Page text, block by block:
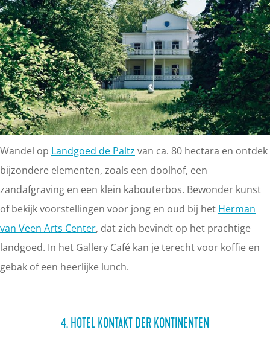
Wandel op Landgoed de Paltz van ca. 80 hectara en ontdek
bijzondere elementen, zoals een doolhof, een
zandafgraving en een klein kabouterbos. Bewonder kunst
of bekijk voorstellingen voor jong en oud bij het Herman
van Veen Arts Center, dat zich bevindt op het prachtige
landgoed. In het Gallery Café kan je terecht voor koffie en
gebak of een heerlijke lunch.
4. HOTEL KONTAKT DER KONTINENTEN